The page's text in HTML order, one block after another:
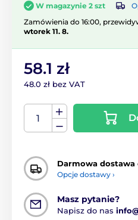
W magazynie 2 szt
Zamówienia do 16:00,
wtorek 11. 8.
58.1 zł
48.0 zł bez VAT
Darmowa dostawa
Opcje dostawy ›
Masz pytanie?
Napisz do nas